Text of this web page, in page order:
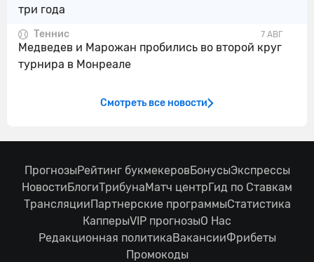
три года
7 АВГ
Теннис
Медведев и Марожан пробились во второй круг
турнира в Монреале
Смотреть все новости
ПрогнозыРейтинг букмекеровБонусыЭкспрессы
НовостиБлогиТрибунаМатч центрГид по Ставкам
ТрансляцииПартнерские программыСтатистика
КапперыVIP прогнозыО Нас
Редакционная политикаВакансииФрибеты
Промокоды